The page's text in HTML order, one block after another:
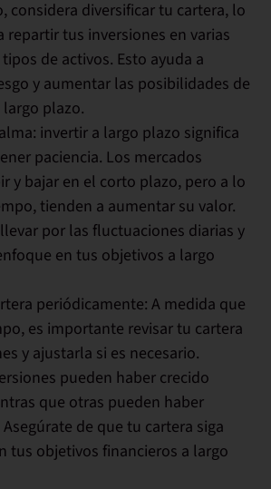
considera diversificar tu cartera, lo
repartir tus inversiones en varias
de activos. Esto ayuda a
y aumentar las posibilidades de
largo plazo.
invertir a largo plazo significa
paciencia. Los mercados
y bajar en el corto plazo, pero a lo
tienden a aumentar su valor.
por las fluctuaciones diarias y
en tus objetivos a largo
periódicamente: A medida que
es importante revisar tu cartera
y ajustarla si es necesario.
pueden haber crecido
que otras pueden haber
de que tu cartera siga
tus objetivos financieros a largo